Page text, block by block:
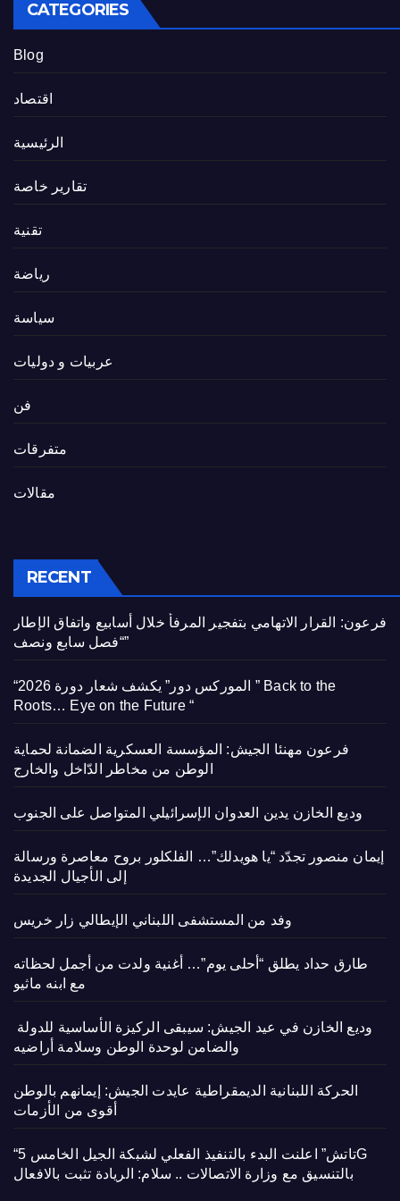
CATEGORIES
Blog
اقتصاد
الرئيسية
تقارير خاصة
تقنية
رياضة
سياسة
عربيات و دوليات
فن
متفرقات
مقالات
RECENT
فرعون: القرار الاتهامي بتفجير المرفأ خلال أسابيع واتفاق الإطار
“فصل سابع ونصف”
“الموركس دور” يكشف شعار دورة 2026 ” Back to the
Roots… Eye on the Future “
فرعون مهنئا الجيش: المؤسسة العسكرية الضمانة لحماية
الوطن من مخاطر الدّاخل والخارج
وديع الخازن يدين العدوان الإسرائيلي المتواصل على الجنوب
إيمان منصور تجدّد “يا هويدلك”… الفلكلور بروح معاصرة ورسالة
إلى الأجيال الجديدة
وفد من المستشفى اللبناني الإيطالي زار خريس
طارق حداد يطلق “أحلى يوم”… أغنية ولدت من أجمل لحظاته
مع ابنه ماثيو
والضامن لوحدة الوطن وسلامة أراضيه
الحركة اللبنانية الديمقراطية عايدت الجيش: إيمانهم بالوطن
أقوى من الأزمات
“تاتش” اعلنت البدء بالتنفيذ الفعلي لشبكة الجيل الخامس 5G
بالتنسيق مع وزارة الاتصالات .. سلام: الريادة تثبت بالافعال